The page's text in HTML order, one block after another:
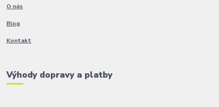
O nás
Blog
Kontakt
Výhody dopravy a platby